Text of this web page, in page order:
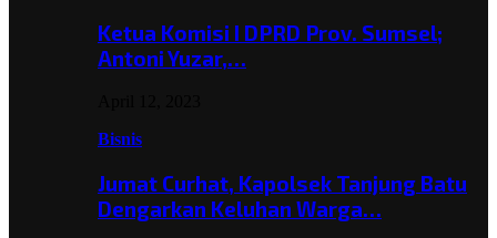
Ketua Komisi I DPRD Prov. Sumsel;
Antoni Yuzar,…
Bisnis
Jumat Curhat, Kapolsek Tanjung Batu
Dengarkan Keluhan Warga…